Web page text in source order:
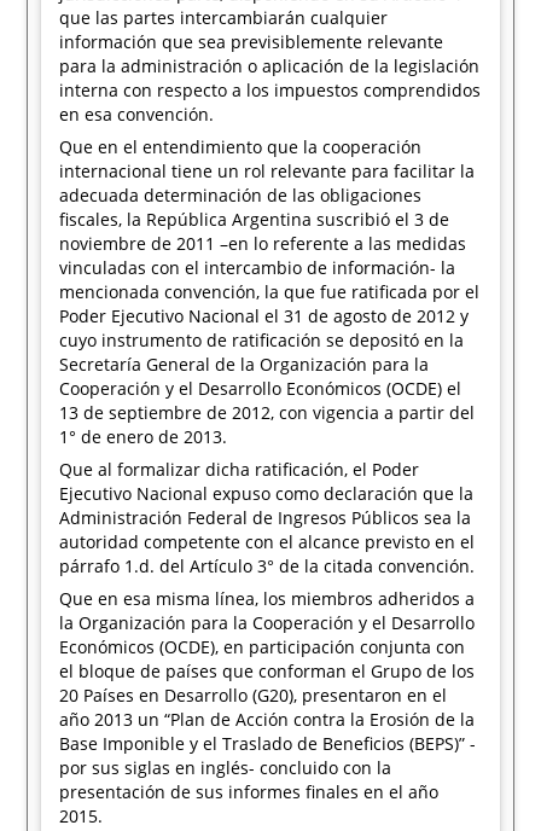
que las partes intercambiarán cualquier
información que sea previsiblemente relevante
para la administración o aplicación de la legislación
interna con respecto a los impuestos comprendidos
en esa convención.
Que en el entendimiento que la cooperación
internacional tiene un rol relevante para facilitar la
adecuada determinación de las obligaciones
fiscales, la República Argentina suscribió el 3 de
noviembre de 2011 –en lo referente a las medidas
vinculadas con el intercambio de información- la
mencionada convención, la que fue ratificada por el
Poder Ejecutivo Nacional el 31 de agosto de 2012 y
cuyo instrumento de ratificación se depositó en la
Secretaría General de la Organización para la
Cooperación y el Desarrollo Económicos (OCDE) el
13 de septiembre de 2012, con vigencia a partir del
1° de enero de 2013.
Que al formalizar dicha ratificación, el Poder
Ejecutivo Nacional expuso como declaración que la
Administración Federal de Ingresos Públicos sea la
autoridad competente con el alcance previsto en el
párrafo 1.d. del Artículo 3° de la citada convención.
Que en esa misma línea, los miembros adheridos a
la Organización para la Cooperación y el Desarrollo
Económicos (OCDE), en participación conjunta con
el bloque de países que conforman el Grupo de los
20 Países en Desarrollo (G20), presentaron en el
año 2013 un “Plan de Acción contra la Erosión de la
Base Imponible y el Traslado de Beneficios (BEPS)” -
por sus siglas en inglés- concluido con la
presentación de sus informes finales en el año
2015.